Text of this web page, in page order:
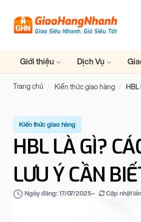
Giới thiệu Dịch Vụ
Trang chủ Kiến thức giao hàng
Kiến thức giao hàng
HBL LÀ GÌ?
LƯU Ý CẦN
Ngày đăng: 17/07/2025– Cập nhật